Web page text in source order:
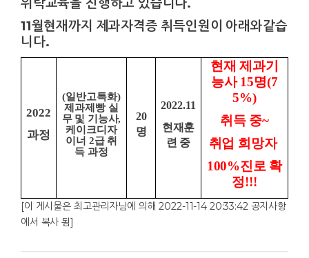
11월현재까지 제과자격증 취득인원이 아래와같습
니다.
2022
과정
(일반고특화)
제과제빵 실
무 및 기능사,
케이크디자
이너 2급 취
득 과정
20
명
2022.11
현재훈
련 중
현재 제과기
능사15명(7
5%)
취득 중~
취업 희망자
100%진로 확
정!!!
[이 게시물은 최고관리자님에 의해 2022-11-14 20:33:42 공지사항
에서 복사 됨]